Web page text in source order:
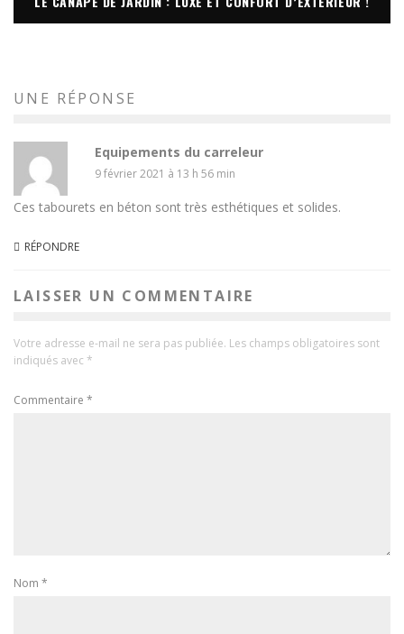
UNE RÉPONSE
Equipements du carreleur
9 février 2021 à 13 h 56 min
Ces tabourets en béton sont très esthétiques et solides.
RÉPONDRE
LAISSER UN COMMENTAIRE
Votre adresse e-mail ne sera pas publiée. Les champs obligatoires sont
indiqués avec *
Commentaire *
Nom *